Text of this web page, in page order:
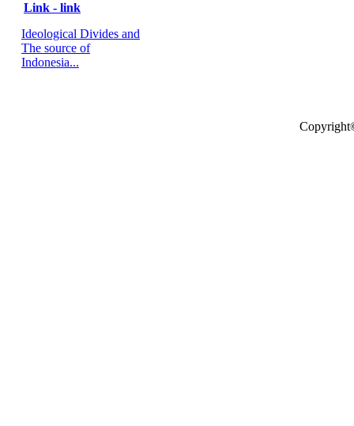
Link - link
Ideological Divides and
The source of
Indonesia...